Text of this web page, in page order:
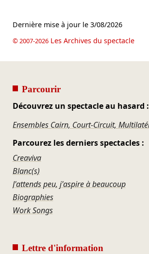
Dernière mise à jour le 3/08/2026
© 2007-2026Les Archives du spectacle
Parcourir
Découvrez un spectacle au hasard :
Parcourez les derniers spectacles :
Creaviva
Blanc(s)
J'attends peu, j'aspire à beaucoup
Biographies
Work Songs
Lettre d'information